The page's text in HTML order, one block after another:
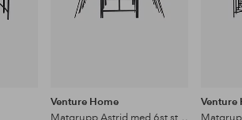
Venture Home
Matgrupp Astrid med 6st stolar Chico
Venture